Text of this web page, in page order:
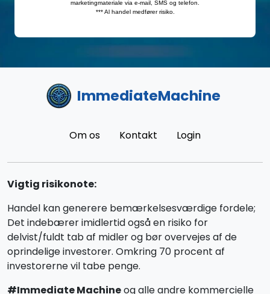
ImmediateMachine
Om os Kontakt Login
Vigtig risikonote:
Handel kan generere bemærkelsesværdige fordele;
Det indebærer imidlertid også en risiko for
delvist/fuldt tab af midler og bør overvejes af de
oprindelige investorer. Omkring 70 procent af
investorerne vil tabe penge.
#Immediate Machineog alle andre kommercielle